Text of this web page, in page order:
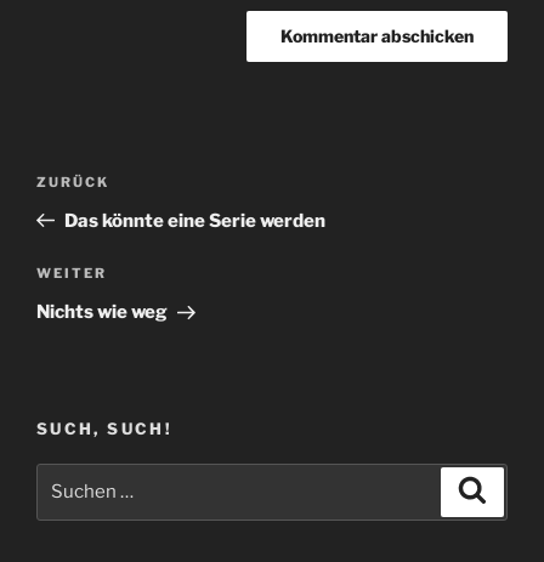
Beitragsnavigation
Vorheriger
Beitrag
ZURÜCK
Das könnte eine Serie werden
Nächster
Beitrag
WEITER
Nichts wie weg
SUCH, SUCH!